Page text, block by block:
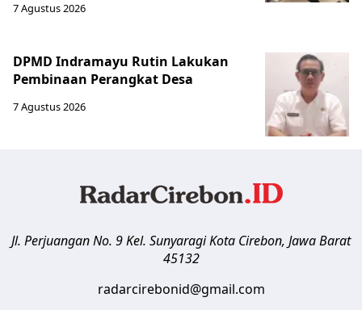
7 Agustus 2026
DPMD Indramayu Rutin Lakukan
Pembinaan Perangkat Desa
7 Agustus 2026
Jl. Perjuangan No. 9 Kel. SunyaragiKota Cirebon, Jawa Barat
45132
radarcirebonid@gmail.com